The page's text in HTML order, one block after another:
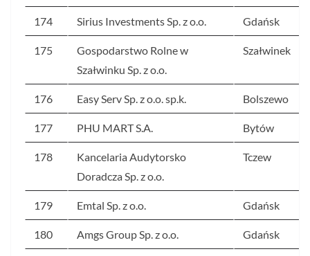
174 Sirius Investments Sp. z o.o. Gdańsk
175
Gospodarstwo Rolne w
Szałwinku Sp. z o.o.
Szałwinek
176 Easy Serv Sp. z o.o. sp.k. Bolszewo
177 PHU MART S.A. Bytów
178
Kancelaria Audytorsko
Doradcza Sp. z o.o.
Tczew
179 Emtal Sp. z o.o. Gdańsk
180 Amgs Group Sp. z o.o. Gdańsk